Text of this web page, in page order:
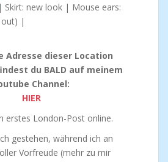
| Skirt: new look | Mouse ears:
out) |
Adresse dieser Location
du BALD auf meinem
Channel:
HIER
erstes London-Post online.
gestehen, während ich an
Vorfreude (mehr zu mir